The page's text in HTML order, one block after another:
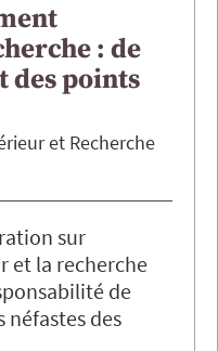
: de
des points
et Recherche
sur
et la recherche
de
néfastes des